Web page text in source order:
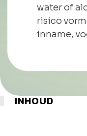
water of
risico
inname,
INHOUD